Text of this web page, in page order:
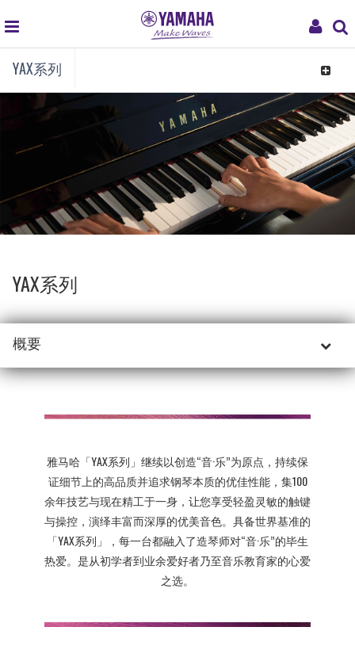
My
global
navigation
YAX系列
Toggle
YAX系列
概要
雅马哈「YAX系列」继续以创造“音·乐”为原点，持续保
证细节上的高品质并追求钢琴本质的优佳性能，集100
余年技艺与现在精工于一身，让您享受轻盈灵敏的触键
与操控，演绎丰富而深厚的优美音色。具备世界基准的
「YAX系列」，每一台都融入了造琴师对“音·乐”的毕生
热爱。是从初学者到业余爱好者乃至音乐教育家的心爱
之选。